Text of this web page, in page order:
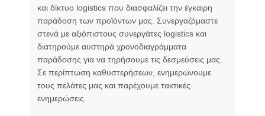
και δίκτυο logistics που διασφαλίζει την έγκαιρη
παράδοση των προϊόντων μας. Συνεργαζόμαστε
στενά με αξιόπιστους συνεργάτες logistics και
διατηρούμε αυστηρά χρονοδιαγράμματα
παράδοσης για να τηρήσουμε τις δεσμεύσεις μας.
Σε περίπτωση καθυστερήσεων, ενημερώνουμε
τους πελάτες μας και παρέχουμε τακτικές
ενημερώσεις.